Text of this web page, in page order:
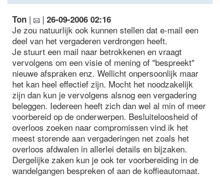
Ton | | 26-09-2006 02:16
Je zou natuurlijk ook kunnen stellen dat e-mail een
deel van het vergaderen verdrongen heeft.
Je stuurt een mail naar betrokkenen en vraagt
vervolgens om een visie of mening of "bespreekt"
nieuwe afspraken enz. Wellicht onpersoonlijk maar
het kan heel effectief zijn. Mocht het noodzakelijk
zijn dan kun je vervolgens alsnog een vergadering
beleggen. Iedereen heeft zich dan wel al min of meer
voorbereid op de onderwerpen. Besluiteloosheid of
overloos zoeken naar compromissen vind ik het
meest storende aan vergaderingen net zoals het
overloos afdwalen in allerlei details en bijzaken.
Dergelijke zaken kun je ook ter voorbereiding in de
wandelgangen bespreken of aan de koffieautomaat.